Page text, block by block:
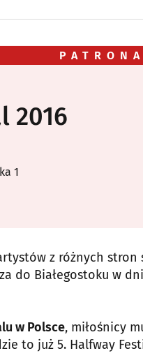
2016
1
z różnych stron
do Białegostoku w
w Polsce, miłośnicy
to już 5. Halfway